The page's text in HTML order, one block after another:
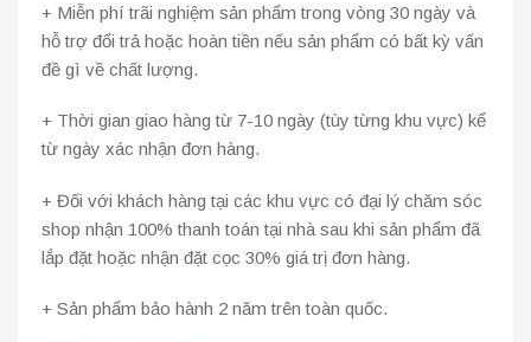
+ Miễn phí trãi nghiệm sản phẩm trong vòng 30 ngày và
hỗ trợ đổi trả hoặc hoàn tiền nếu sản phẩm có bất kỳ vấn
đề gì về chất lượng.
+ Thời gian giao hàng từ 7-10 ngày (tùy từng khu vực) kể
từ ngày xác nhận đơn hàng.
+ Đối với khách hàng tại các khu vực có đại lý chăm sóc
shop nhận 100% thanh toán tại nhà sau khi sản phẩm đã
lắp đặt hoặc nhận đặt cọc 30% giá trị đơn hàng.
+ Sản phẩm bảo hành 2 năm trên toàn quốc.